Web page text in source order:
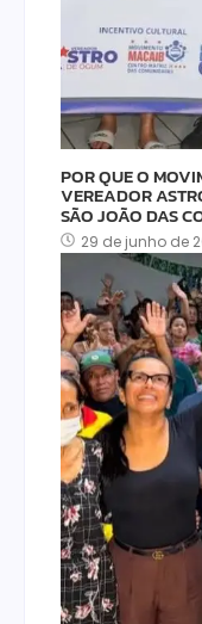
POR QUE O
VEREADOR
SÃO JOÃO DAS
29 de junho de